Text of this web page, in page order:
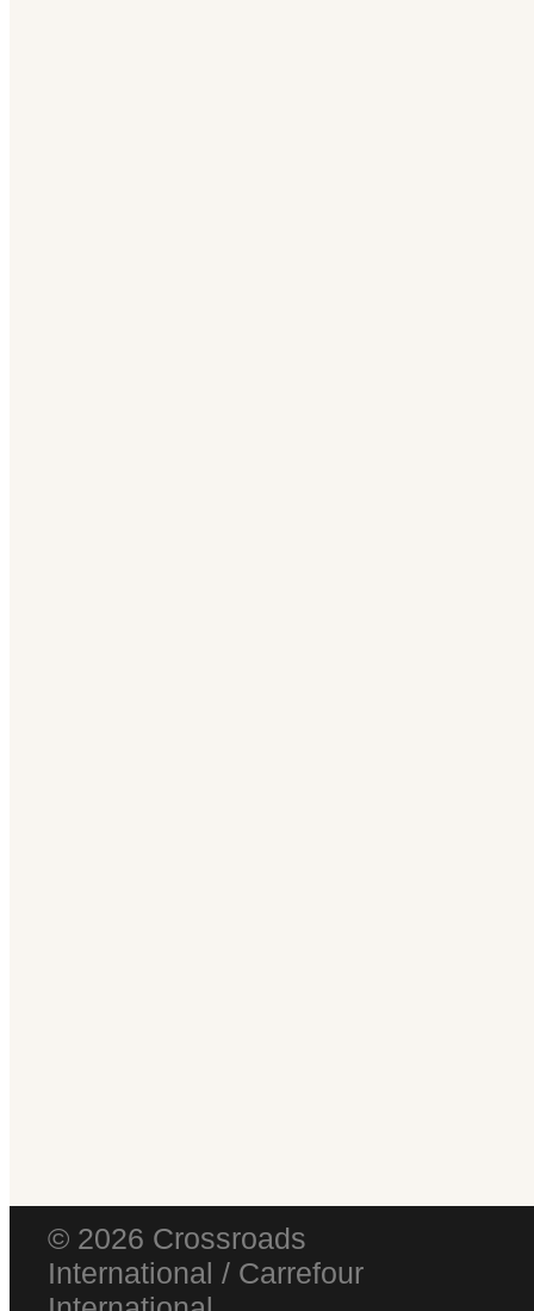
© 2026 Crossroads
International / Carrefour